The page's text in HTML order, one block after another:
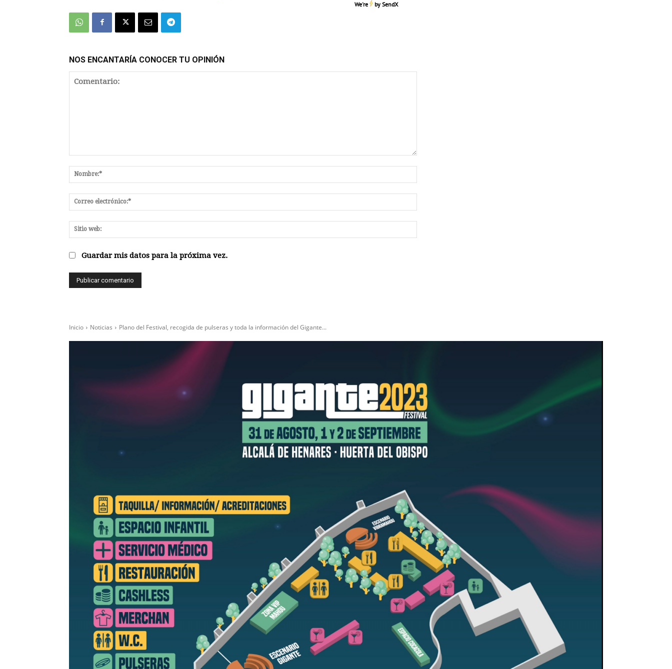
We're bySendX
NOS ENCANTARÍA CONOCER TU OPINIÓN
electrónico:*
web:
Guardar mis datos para la próxima vez.